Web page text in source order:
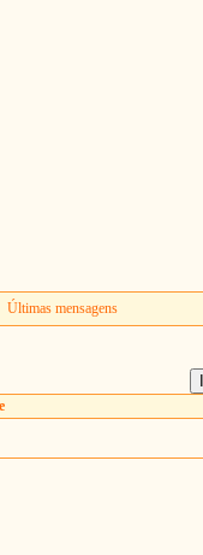
Últimas mensagens